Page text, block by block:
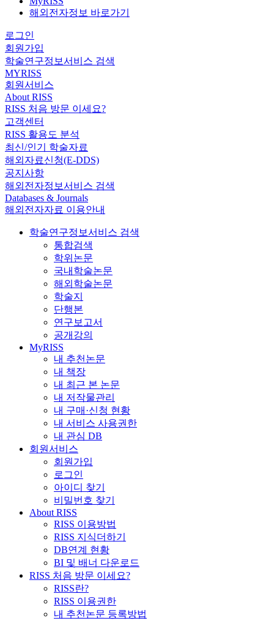
해외전자정보 바로가기
로그인
회원가입
학술연구정보서비스 검색
MYRISS
회원서비스
About RISS
RISS 처음 방문 이세요?
고객센터
RISS 활용도 분석
최신/인기 학술자료
해외자료신청(E-DDS)
공지사항
해외전자정보서비스 검색
Databases & Journals
해외전자자료 이용안내
학술연구정보서비스 검색
통합검색
학위논문
국내학술논문
해외학술논문
학술지
단행본
연구보고서
공개강의
MyRISS
내 추천논문
내 책장
내 최근 본 논문
내 저작물관리
내 구매·신청 현황
내 서비스 사용권한
내 관심 DB
회원서비스
회원가입
로그인
아이디 찾기
비밀번호 찾기
About RISS
RISS 이용방법
RISS 지식더하기
DB연계 현황
BI 및 배너 다운로드
RISS 처음 방문 이세요?
RISS란?
RISS 이용권한
내 추천논문 등록방법